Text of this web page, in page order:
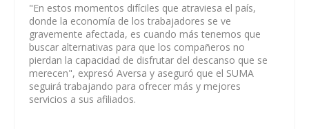
"En estos momentos difíciles que atraviesa el país,
donde la economía de los trabajadores se ve
gravemente afectada, es cuando más tenemos que
buscar alternativas para que los compañeros no
pierdan la capacidad de disfrutar del descanso que se
merecen", expresó Aversa y aseguró que el SUMA
seguirá trabajando para ofrecer más y mejores
servicios a sus afiliados.